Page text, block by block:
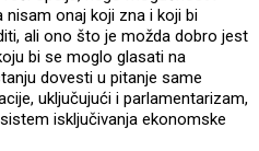
onaj koji zna i koji bi
ali ono što je možda dobro jest
bi se moglo glasati na
dovesti u pitanje same
uključujući i parlamentarizam,
isključivanja ekonomske